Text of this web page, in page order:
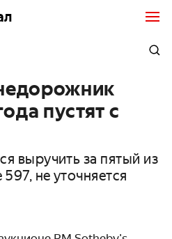
пустят с
выручить за пятый из
не уточняется